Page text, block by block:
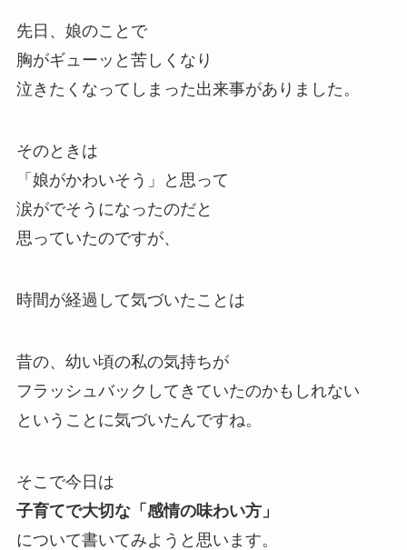
先日、娘のことで
胸がギューッと苦しくなり
泣きたくなってしまった出来事がありました。
そのときは
「娘がかわいそう」と思って
涙がでそうになったのだと
思っていたのですが、
時間が経過して気づいたことは
昔の、幼い頃の私の気持ちが
フラッシュバックしてきていたのかもしれない
ということに気づいたんですね。
そこで今日は
子育てで大切な「感情の味わい方」
について書いてみようと思います。